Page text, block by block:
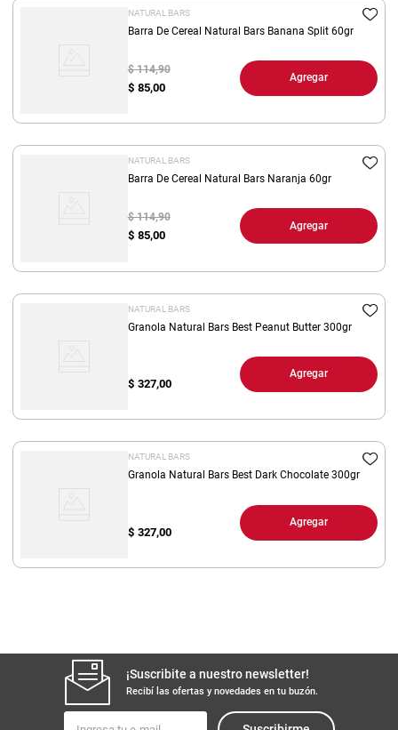
NATURAL BARS
Barra De Cereal Natural Bars Banana Split 60gr
$ 85,00
$ 114,90
Agregar
NATURAL BARS
Barra De Cereal Natural Bars Naranja 60gr
$ 85,00
$ 114,90
Agregar
NATURAL BARS
Granola Natural Bars Best Peanut Butter 300gr
$ 327,00
Agregar
NATURAL BARS
Granola Natural Bars Best Dark Chocolate 300gr
$ 327,00
Agregar
¡Suscribite a nuestro newsletter!
Recibí las ofertas y novedades en tu buzón.